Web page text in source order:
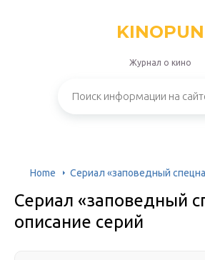
Журнал о кино
Home Сериал «заповедный
Сериал «заповедный
описание серий